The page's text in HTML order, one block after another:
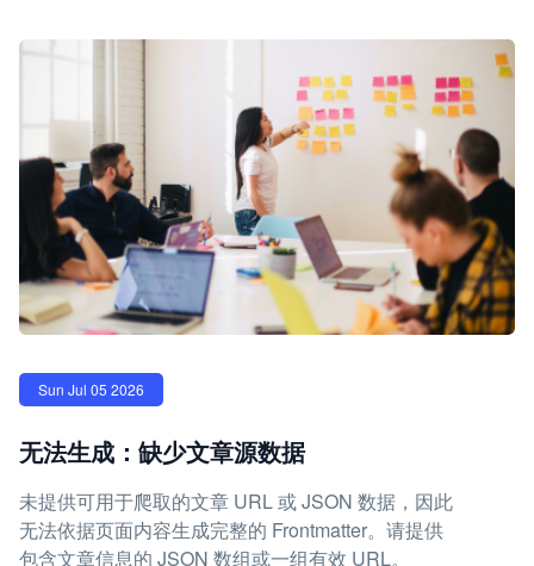
Sun Jul 05 2026
无法生成：缺少文章源数据
未提供可用于爬取的文章 URL 或 JSON 数据，因此
无法依据页面内容生成完整的 Frontmatter。请提供
包含文章信息的 JSON 数组或一组有效 URL。